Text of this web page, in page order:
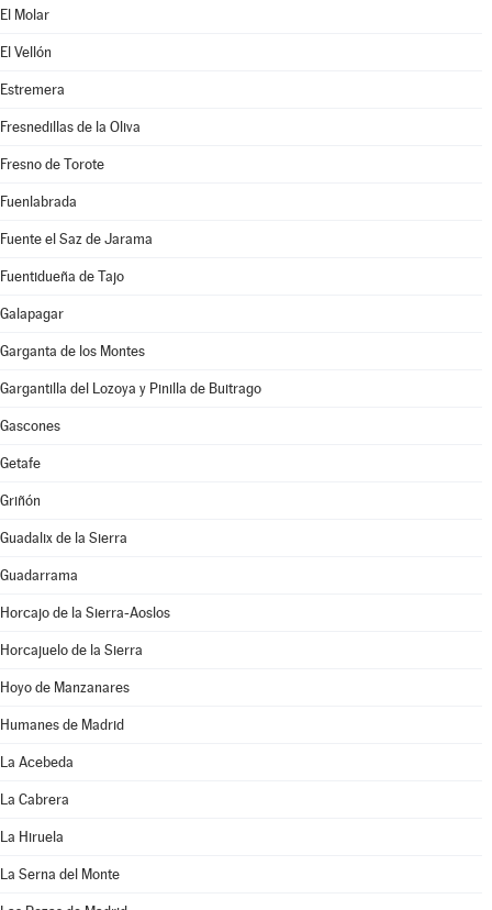
El Molar
El Vellón
Estremera
Fresnedillas de la Oliva
Fresno de Torote
Fuenlabrada
Fuente el Saz de Jarama
Fuentidueña de Tajo
Galapagar
Garganta de los Montes
Gargantilla del Lozoya y Pinilla de Buitrago
Gascones
Getafe
Griñón
Guadalix de la Sierra
Guadarrama
Horcajo de la Sierra-Aoslos
Horcajuelo de la Sierra
Hoyo de Manzanares
Humanes de Madrid
La Acebeda
La Cabrera
La Hiruela
La Serna del Monte